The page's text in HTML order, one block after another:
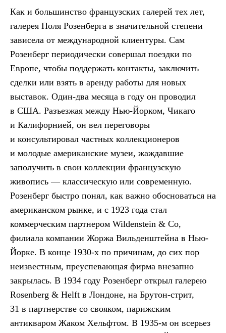
Как и большинство французских галерей тех лет,
галерея Поля Розенберга в значительной степени
зависела от международной клиентуры. Сам
Розенберг периодически совершал поездки по
Европе, чтобы поддержать контакты, заключить
сделки или взять в аренду работы для новых
выставок. Один-два месяца в году он проводил
в США. Разъезжая между Нью-Йорком, Чикаго
и Калифорнией, он вел переговоры
и консультировал частных коллекционеров
и молодые американские музеи, жаждавшие
заполучить в свои коллекции французскую
живопись — классическую или современную.
Розенберг быстро понял, как важно обосноваться на
американском рынке, и с 1923 года стал
коммерческим партнером Wildenstein & Co,
филиала компании Жоржа Вильденштейна в Нью-
Йорке. В конце 1930-х по причинам, до сих пор
неизвестным, преуспевающая фирма внезапно
закрылась. В 1934 году Розенберг открыл галерею
Rosenberg & Helft в Лондоне, на Брутон-стрит,
31 в партнерстве со свояком, парижским
антикваром Жаком Хельфтом. В 1935-м он всерьез